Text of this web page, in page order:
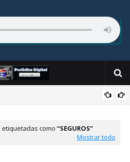
Colegio Sagrado Corazón.
como
SEGUROS
Mostrar todo